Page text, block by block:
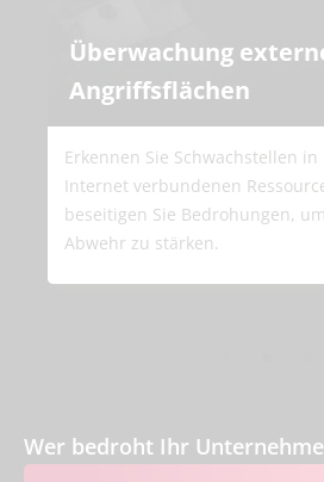
Überwachung
Angriffsflächen
Erkennen Sie Schwachstellen
Internet verbundenen
beseitigen Sie Bedrohungen,
Abwehr zu stärken.
Wer bedroht Ihr